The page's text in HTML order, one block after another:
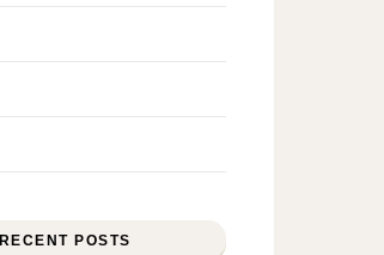
RECENT POSTS